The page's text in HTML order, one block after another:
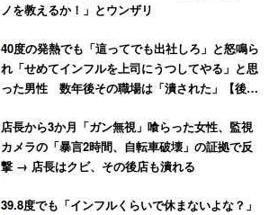
ノを教えるか！」とウンザリ
40度の発熱でも「這ってでも出社しろ」と怒鳴ら
れ「せめてインフルを上司にうつしてやる」と思
った男性 数年後その職場は「潰された」【後
店長から3か月「ガン無視」喰らった女性、監視
カメラの「暴言2時間、自転車破壊」の証拠で反
撃 → 店長はクビ、その後店も潰れる
39.8度でも「インフルくらいで休まないよな？」